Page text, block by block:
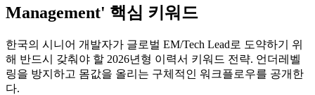
Management' 핵심 키워드
한국의 시니어 개발자가 글로벌 EM/Tech Lead로 도약하기 위
해 반드시 갖춰야 할 2026년형 이력서 키워드 전략. 언더레벨
링을 방지하고 몸값을 올리는 구체적인 워크플로우를 공개한
다.